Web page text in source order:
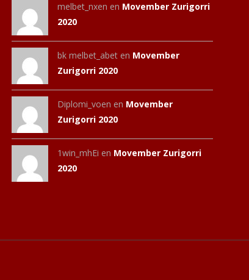
melbet_nxen en Movember Zurigorri
2020
bk melbet_abet en Movember
Zurigorri 2020
Diplomi_voen en Movember
Zurigorri 2020
1win_mhEi en Movember Zurigorri
2020